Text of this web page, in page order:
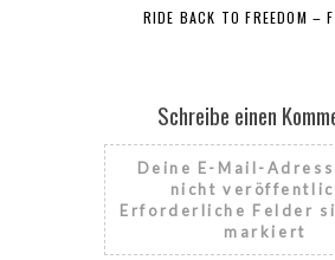
RIDE BACK TO FREEDOM –
Schreibe einen
Deine E-Mail-
nicht
Erforderliche Felder
markiert